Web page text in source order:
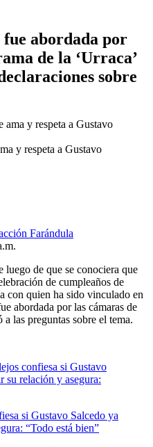
abordada por
de la ‘Urraca’
sobre
y respeta a Gustavo
Farándula
luego de que se conociera que
de cumpleaños de
con quien ha sido vinculado en
abordada por las cámaras de
las preguntas sobre el tema.
si Gustavo Salcedo ya
“Todo está bien”